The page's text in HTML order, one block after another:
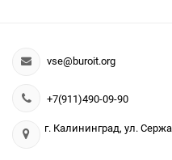
vse@buroit.org
+7(911)490-09-90
г. Калининград, ул.